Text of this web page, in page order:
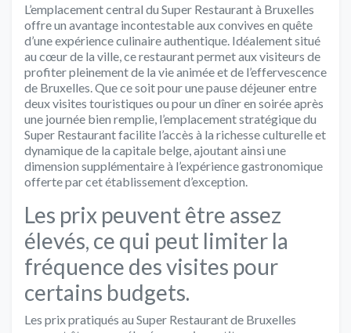
L’emplacement central du Super Restaurant à Bruxelles
offre un avantage incontestable aux convives en quête
d’une expérience culinaire authentique. Idéalement situé
au cœur de la ville, ce restaurant permet aux visiteurs de
profiter pleinement de la vie animée et de l’effervescence
de Bruxelles. Que ce soit pour une pause déjeuner entre
deux visites touristiques ou pour un dîner en soirée après
une journée bien remplie, l’emplacement stratégique du
Super Restaurant facilite l’accès à la richesse culturelle et
dynamique de la capitale belge, ajoutant ainsi une
dimension supplémentaire à l’expérience gastronomique
offerte par cet établissement d’exception.
Les prix peuvent être assez
élevés, ce qui peut limiter la
fréquence des visites pour
certains budgets.
Les prix pratiqués au Super Restaurant de Bruxelles